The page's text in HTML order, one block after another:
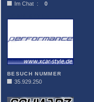
Im Chat : 0
BESUCH NUMMER
35.929.250